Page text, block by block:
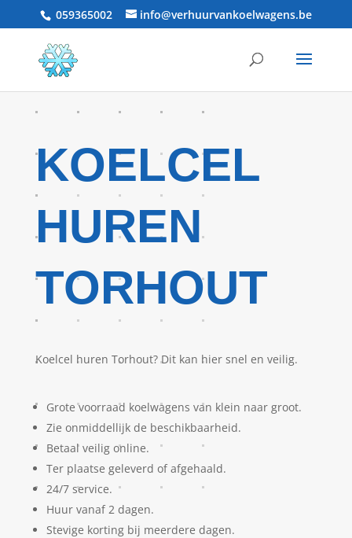
059365002 info@verhuurvankoelwagens.be
KOELCEL
HUREN
TORHOUT
Koelcel huren Torhout? Dit kan hier snel en veilig.
Grote voorraad koelwagens van klein naar groot.
Zie onmiddellijk de beschikbaarheid.
Betaal veilig online.
Ter plaatse geleverd of afgehaald.
24/7 service.
Huur vanaf 2 dagen.
Stevige korting bij meerdere dagen.